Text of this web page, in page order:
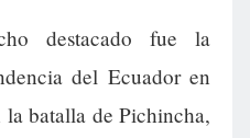
destacado fue la
del Ecuador en
batalla de Pichincha,